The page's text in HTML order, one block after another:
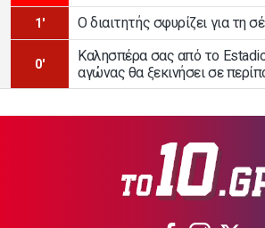
1' Ο διαιτητής σφυρίζει για τη
0'
Καλησπέρα σας από το
αγώνας θα ξεκινήσει σε